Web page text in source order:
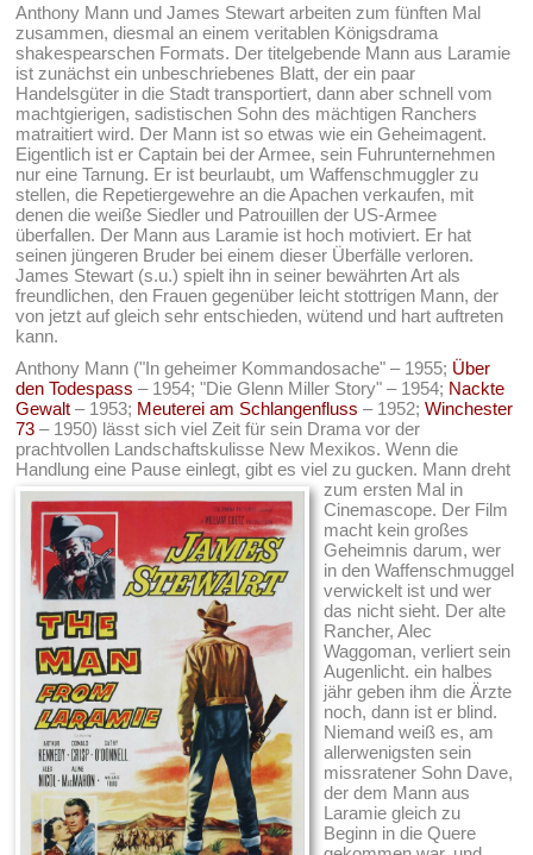
Anthony Mann und James Stewart arbeiten zum fünften Mal
zusammen, diesmal an einem veritablen Königsdrama
shakespearschen Formats. Der titelgebende Mann aus Laramie
ist zunächst ein unbeschriebenes Blatt, der ein paar
Handelsgüter in die Stadt transportiert, dann aber schnell vom
machtgierigen, sadistischen Sohn des mächtigen Ranchers
matraitiert wird. Der Mann ist so etwas wie ein Geheimagent.
Eigentlich ist er Captain bei der Armee, sein Fuhrunternehmen
nur eine Tarnung. Er ist beurlaubt, um Waffenschmuggler zu
stellen, die Repetiergewehre an die Apachen verkaufen, mit
denen die weiße Siedler und Patrouillen der US-Armee
überfallen. Der Mann aus Laramie ist hoch motiviert. Er hat
seinen jüngeren Bruder bei einem dieser Überfälle verloren.
James Stewart (s.u.) spielt ihn in seiner bewährten Art als
freundlichen, den Frauen gegenüber leicht stottrigen Mann, der
von jetzt auf gleich sehr entschieden, wütend und hart auftreten
kann.
Anthony Mann ("In geheimer Kommandosache" – 1955; Über
den Todespass – 1954; "Die Glenn Miller Story" – 1954; Nackte
Gewalt – 1953; Meuterei am Schlangenfluss – 1952;Winchester
73 – 1950) lässt sich viel Zeit für sein Drama vor der
prachtvollen Landschaftskulisse New Mexikos. Wenn die
Handlung eine Pause einlegt, gibt es viel zu gucken. Mann dreht
zum ersten Mal in
Cinemascope. Der Film
macht kein großes
Geheimnis darum, wer
in den Waffenschmuggel
verwickelt ist und wer
das nicht sieht. Der alte
Rancher, Alec
Waggoman, verliert sein
Augenlicht. ein halbes
jähr geben ihm die Ärzte
noch, dann ist er blind.
Niemand weiß es, am
allerwenigsten sein
missratener Sohn Dave,
der dem Mann aus
Laramie gleich zu
Beginn in die Quere